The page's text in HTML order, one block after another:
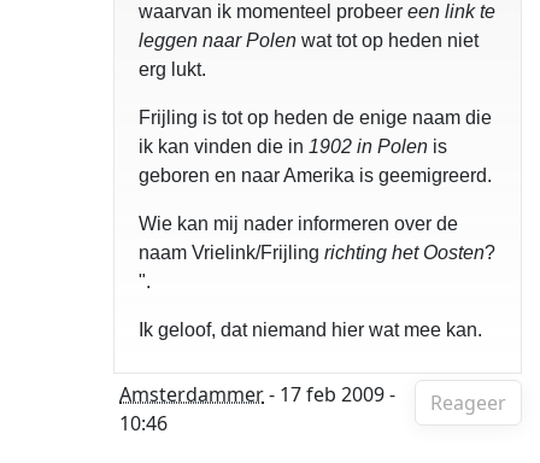
waarvan ik momenteel probeer een link te
leggen naar Polen wat tot op heden niet
erg lukt.
Frijling is tot op heden de enige naam die
ik kan vinden die in 1902 in Polen is
geboren en naar Amerika is geemigreerd.
Wie kan mij nader informeren over de
naam Vrielink/Frijling richting het Oosten?
".
Ik geloof, dat niemand hier wat mee kan.
Reageer
Amsterdammer- 17 feb 2009 -
10:46